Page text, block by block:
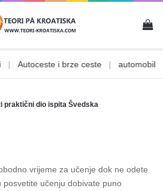
Autoceste i brze ceste
praktični dio ispita Švedska
vrijeme za učenje dok ne odete
posvetite učenju dobivate puno